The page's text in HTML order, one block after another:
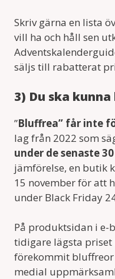
Skriv gärna en lista
vill ha och håll sen
säljs till rabatterat
3) Du ska
”Bluffrea” får inte
lag från 2022 som
under de senaste
jämförelse, en butik
15 november för att
under Black Friday
På produktsidan i e-
tidigare lägsta
förekommit bluffreor
medial